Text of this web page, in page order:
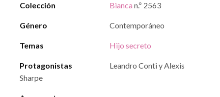
Colección Bianca n.º 2563
Género Contemporáneo
Temas Hijo secreto
Protagonistas
Leandro Conti y Alexis
Sharpe